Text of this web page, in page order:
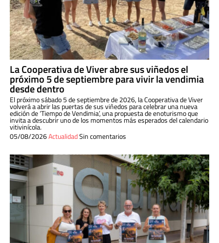
La Cooperativa de Viver abre sus viñedos el
próximo 5 de septiembre para vivir la vendimia
desde dentro
El próximo sábado 5 de septiembre de 2026, la Cooperativa de Viver
volverá a abrir las puertas de sus viñedos para celebrar una nueva
edición de ‘Tiempo de Vendimia’, una propuesta de enoturismo que
invita a descubrir uno de los momentos más esperados del calendario
vitivinícola.
05/08/2026ActualidadSin comentarios